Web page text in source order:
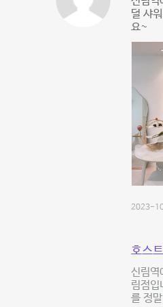
덜 샤
요~
2023-
호스
신림역
림점
를 정